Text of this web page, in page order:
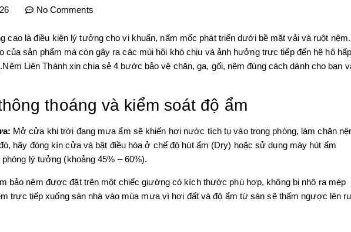
No Comments
cao là điều kiện lý tưởng cho vi khuẩn, nấm mốc phát triển dưới bề mặt vải và ruột nệm.
của sản phẩm mà còn gây ra các mùi hôi khó chịu và ảnh hưởng trực tiếp đến hệ hô
Liên Thành xin chia sẻ 4 bước bảo vệ chăn, ga, gối, nệm đúng cách dành cho bạn
thoáng và kiểm soát độ ẩm
Mở cửa khi trời đang mưa ẩm sẽ khiến hơi nước tích tụ vào trong phòng, làm chăn
hãy đóng kín cửa và bật điều hòa ở chế độ hút ẩm (Dry) hoặc sử dụng máy hút ẩm
lý tưởng (khoảng 45% – 60%).
bảo nệm được đặt trên một chiếc giường có kích thước phù hợp, không bị nhô ra mép
trực tiếp xuống sàn nhà vào mùa mưa vì hơi đất và độ ẩm từ sàn sẽ thấm ngược lên